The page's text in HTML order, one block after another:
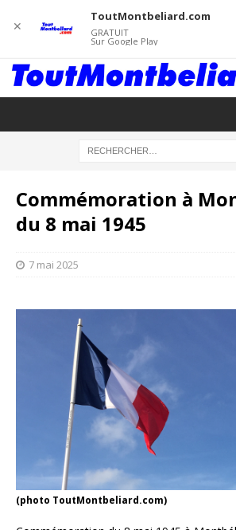
Commémoration à
du 8 mai 1945
7 mai 2025
(photo ToutMontbeliard.com)
✕
ToutMontbeliard.com
GRATUIT
Sur Google Play